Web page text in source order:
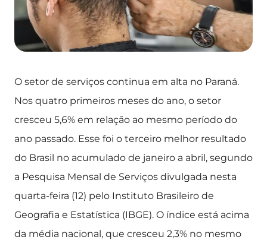
O setor de serviços continua em alta no Paraná.
Nos quatro primeiros meses do ano, o setor
cresceu 5,6% em relação ao mesmo período do
ano passado. Esse foi o terceiro melhor resultado
do Brasil no acumulado de janeiro a abril, segundo
a Pesquisa Mensal de Serviços divulgada nesta
quarta-feira (12) pelo Instituto Brasileiro de
Geografia e Estatística (IBGE). O índice está acima
da média nacional, que cresceu 2,3% no mesmo